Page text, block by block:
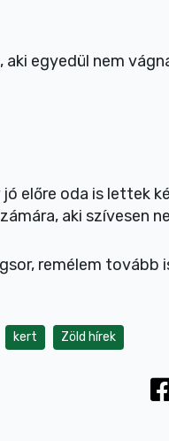
egyedül nem
előre oda is lettek
aki szívesen
remélem
kert Zöld hírek